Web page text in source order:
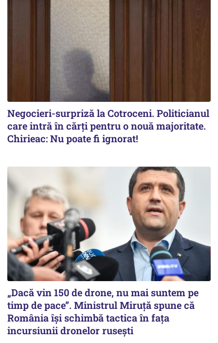
Negocieri-surpriză la Cotroceni. Politicianul
care intră în cărți pentru o nouă majoritate.
Chirieac: Nu poate fi ignorat!
„Dacă vin 150 de drone, nu mai suntem pe
timp de pace”. Ministrul Miruţă spune că
România își schimbă tactica în fața
incursiunii dronelor rusești